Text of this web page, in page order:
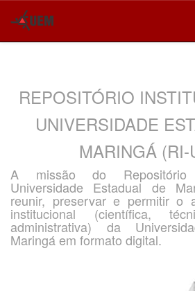
REPOSITÓRIO
UNIVERSIDADE
MARINGÁ (RI-
A missão do Repositório
Universidade Estadual de
reunir, preservar e permitir o
institucional (científica,
administrativa) da
Maringá em formato digital.